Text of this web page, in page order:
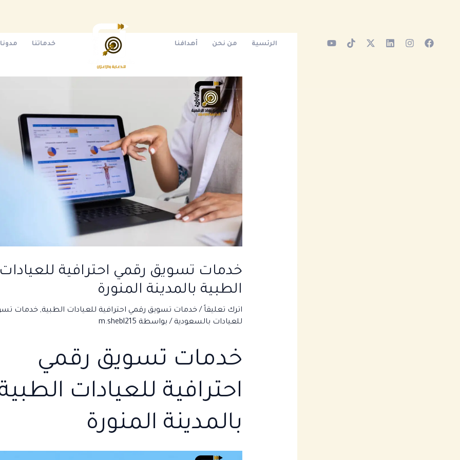
الرئسية من نحن أهدافنا خدماتنا
خدمات تسويق رقمي احترافية
الطبية بالمدينة المنورة
اترك تعليقاً /خدمات تسويق رقمي احترافية للعيادات الطبية, خدمات
للعيادات بالسعودية / بواسطة m.shebl215
خدمات تسويق رقمي
احترافية للعيادات
بالمدينة المنورة